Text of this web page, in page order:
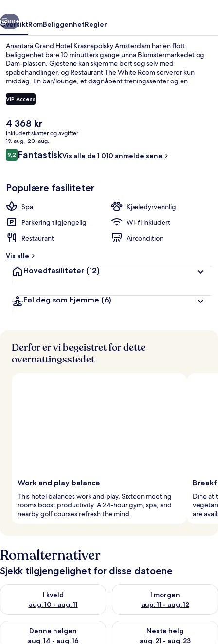
Neste
88+
OversiktRomBeliggenhetRegler
Anantara Grand Hotel Krasnapolsky Amsterdam har en flott
beliggenhet bare 10 minutters gange unna Blomstermarkedet og
Dam-plassen. Gjestene kan skjemme bort seg selv med
spabehandlinger, og Restaurant The White Room serverer kun
middag. En bar/lounge, et døgnåpent treningssenter og en
overnatting på dette hotellet i luksuriøs stil. Den vennlige
betjeningen og beliggenheten får mye skryt fra andre reisende. Du
trikkeholdeplass og 4 minutter å gå til Paleisstraat trikkeholdeplass.
VIP Access
Den
nåværende
prisen
er
4 368 kr
4 368 kr
inkludert skatter og avgifter
19. aug.–20. aug.
Anmeldelser
9,29,2 av 10 –
FantastiskVis alle de 1 010 anmeldelsene
Populære fasiliteter
Spa
Kjæledyrvennlig
Parkering tilgjengelig
Wi-fi inkludert
Restaurant
Aircondition
Vis alle
Hovedfasiliteter (12)
Føl deg som hjemme (6)
Derfor er vi begeistret for dette
overnattingsstedet
Work and play balance
This hotel balances work and play. Sixteen meeting
rooms boost productivity. A 24-hour gym, spa, and
nearby golf courses refresh the mind.
Dine at
are
Romalternativer
Sjekk tilgjengelighet for disse datoene
I kveld
aug. 10 - aug. 11
Sjekk tilgjengelighet for i kveld, aug. 10 - aug. 11
I morgen
aug. 11 - aug. 12
Sjekk tilgjengelighet for i
Denne helgen
aug. 14 - aug. 16
Sjekk tilgjengelighet for denne helgen, aug. 14 - aug. 16
Neste helg
aug. 21 - aug. 23
Sjekk tilgjengelighet for